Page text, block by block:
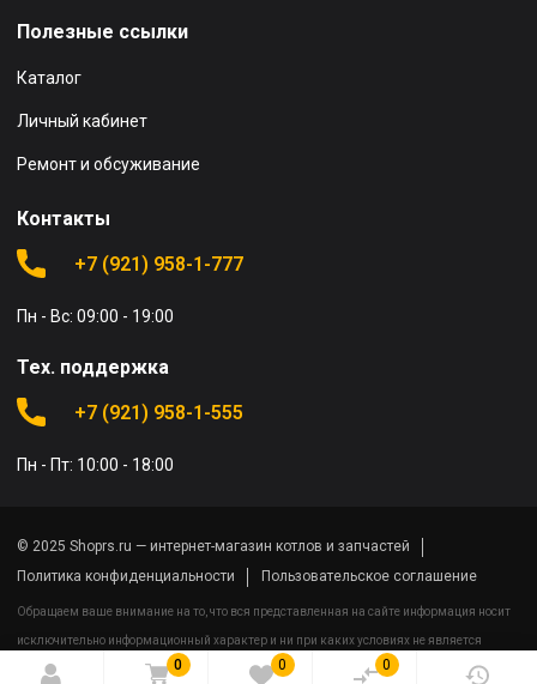
0 0 0
Полезные ссылки
Каталог
Личный кабинет
Ремонт и обсуживание
Контакты
+7 (921) 958-1-777
Пн - Вс: 09:00 - 19:00
Тех. поддержка
+7 (921) 958-1-555
Пн - Пт: 10:00 - 18:00
© 2025 Shoprs.ru — интернет-магазин котлов и запчастей
Политика конфиденциальности
Пользовательское соглашение
Обращаем ваше внимание на то, что вся представленная на сайте информация носит
исключительно информационный характер и ни при каких условиях не является
публичной офертой определяемой положениями Статьи 437(2) Гражданского кодекса